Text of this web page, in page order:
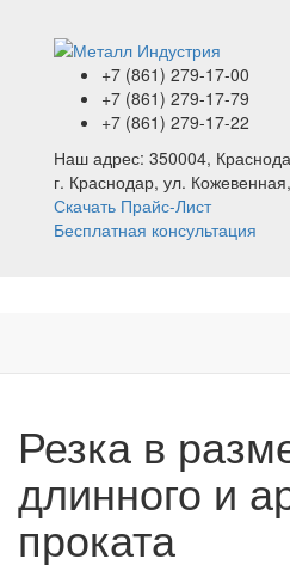
+7 (861) 279-17-00
+7 (861) 279-17-79
+7 (861) 279-17-22
Наш адрес: 350004,
г. Краснодар, ул.
Скачать Прайс-Лист
Бесплатная консультация
Резка в
длинного и
проката